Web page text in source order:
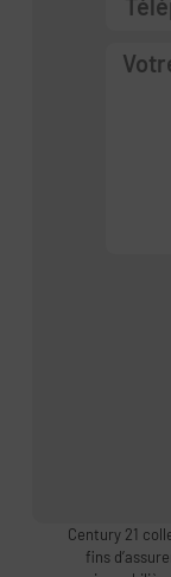
Century 21
fins